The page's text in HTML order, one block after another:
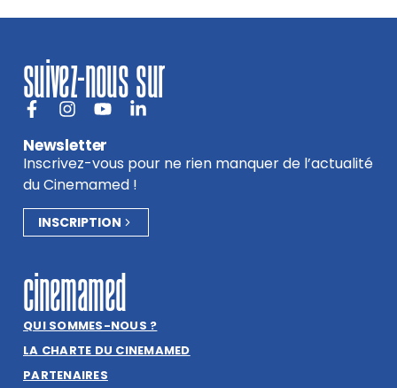
suivez-nous sur
Newsletter
Inscrivez-vous pour ne rien manquer de l’actualité
du Cinemamed !
INSCRIPTION
cinemamed
QUI SOMMES-NOUS ?
LA CHARTE DU CINEMAMED
PARTENAIRES